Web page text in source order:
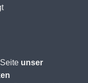
unser